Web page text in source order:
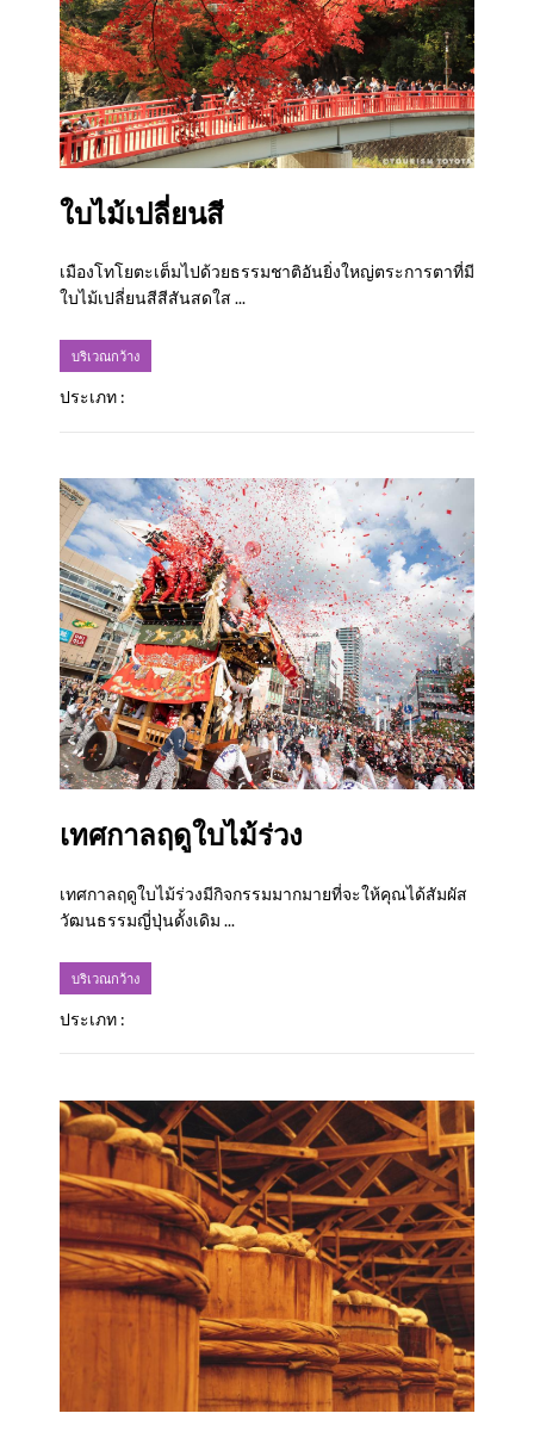
ใบไม้เปลี่ยนสี
เมืองโทโยตะเต็มไปด้วยธรรมชาติอันยิ่งใหญ่ตระการตาที่มี
ใบไม้เปลี่ยนสีสีสันสดใส ...
บริเวณกว้าง
ประเภท :
เทศกาลฤดูใบไม้ร่วง
เทศกาลฤดูใบไม้ร่วงมีกิจกรรมมากมายที่จะให้คุณได้สัมผัส
วัฒนธรรมญี่ปุ่นดั้งเดิม ...
บริเวณกว้าง
ประเภท :